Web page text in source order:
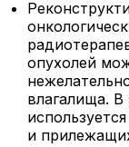
опухолей
влагалища. В
и